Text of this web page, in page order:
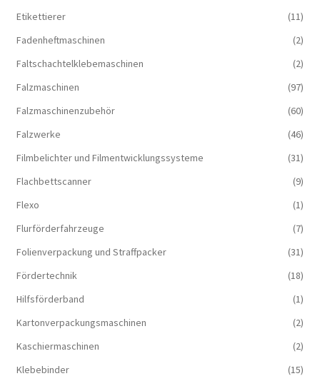
Etikettierer
(11)
Fadenheftmaschinen
(2)
Faltschachtelklebemaschinen
(2)
Falzmaschinen
(97)
Falzmaschinenzubehör
(60)
Falzwerke
(46)
Filmbelichter und Filmentwicklungssysteme
(31)
Flachbettscanner
(9)
Flexo
(1)
Flurförderfahrzeuge
(7)
Folienverpackung und Straffpacker
(31)
Fördertechnik
(18)
Hilfsförderband
(1)
Kartonverpackungsmaschinen
(2)
Kaschiermaschinen
(2)
Klebebinder
(15)